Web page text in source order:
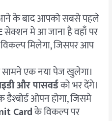
के बाद आपको सबसे पहले
सेक्शन मे आ जाना है वहाँ पर
मिलेगा, जिसपर आप
एक नया पेज खुलेगा।
और पासवर्डको भर देंगे।
ओपन होगा, जिसमे
Cardके विकल्प पर